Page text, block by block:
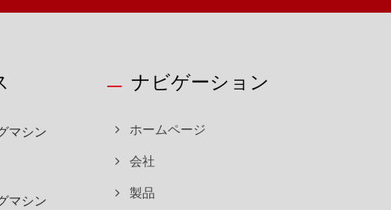
マシン
マシン
ナビゲーション
ホームページ
会社
製品